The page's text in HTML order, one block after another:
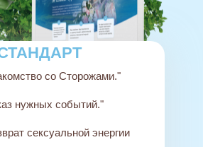
со Сторожами."
нужных событий."
сексуальной энергии